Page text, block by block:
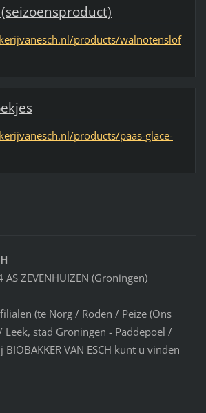
products/walnotenslof
products/paas-glace-
ZEVENHUIZEN (Groningen)
(te Norg / Roden / Peize (Ons
Leek, stad Groningen - Paddepoel /
VAN ESCH kunt u vinden